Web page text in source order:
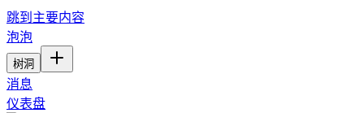
跳到主要内容
泡泡
树洞
消息
仪表盘